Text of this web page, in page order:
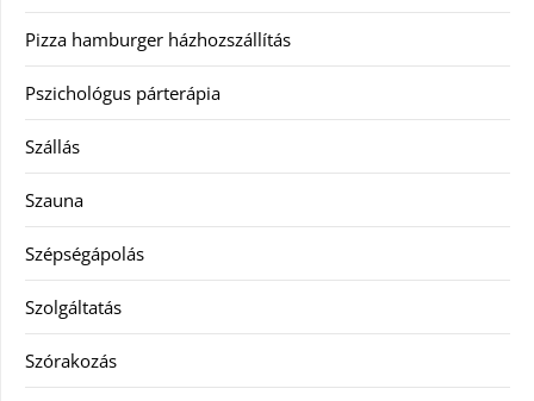
Pizza hamburger házhozszállítás
Pszichológus párterápia
Szállás
Szauna
Szépségápolás
Szolgáltatás
Szórakozás